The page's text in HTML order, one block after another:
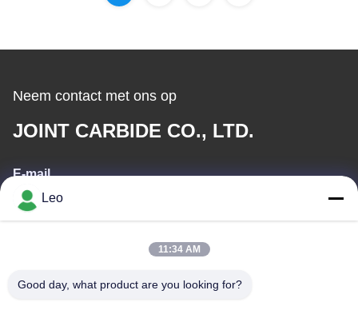
Neem contact met ons op
JOINT CARBIDE CO., LTD.
E-mail
info@groupkts.com
Leo
11:34 AM
Good day, what product are you looking for?